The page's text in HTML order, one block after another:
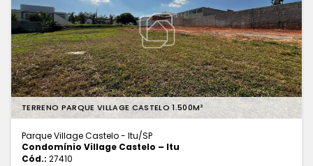
TERRENO PARQUE VILLAGE CASTELO 1.500M²
Parque Village Castelo - Itu/SP
Condomínio Village Castelo – Itu
Cód.: 27410